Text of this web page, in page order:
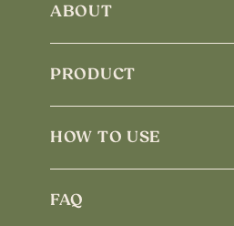
ABOUT
PRODUCT
HOW TO USE
FAQ